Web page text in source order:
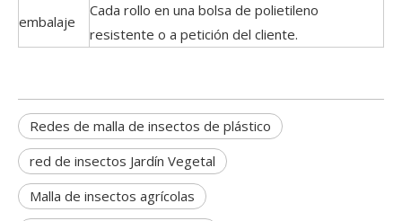
embalaje
Cada rollo en una bolsa de polietileno
resistente o a petición del cliente.
Redes de malla de insectos de plástico
red de insectos Jardín Vegetal
Malla de insectos agrícolas